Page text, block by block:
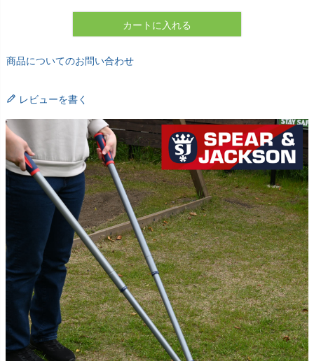
カートに入れる
商品についてのお問い合わせ
レビューを書く